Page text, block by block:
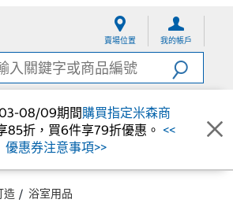
賣場位置 我的帳戶
08/09期間購買指定米森商
85折，買6件享79折優惠。 <<
優惠券注意事項>>
造 浴室用品